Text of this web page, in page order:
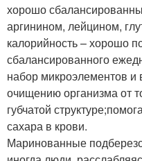
хорошо
аргинином, лейцином,
калорийность – хорошо
сбалансированного
набор микроэлементов и
очищению организма от
губчатой
сахара в крови.
Маринованные